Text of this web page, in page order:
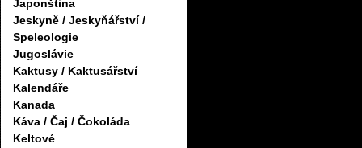
Japonština
Jeskyně / Jeskyňářství /
Speleologie
Jugoslávie
Kaktusy / Kaktusářství
Kalendáře
Kanada
Káva / Čaj / Čokoláda
Keltové